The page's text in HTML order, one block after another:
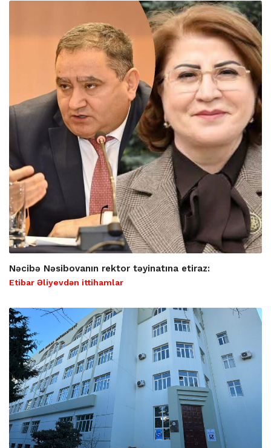
Nəcibə Nəsibovanın rektor təyinatına etiraz:
Etibar Əliyevdən ittihamlar